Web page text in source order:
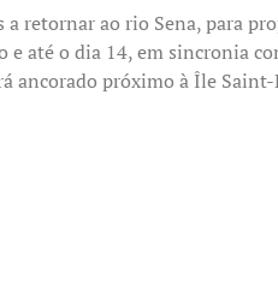
retornar ao rio Sena, para
até o dia 14, em sincronia
ancorado próximo à Île